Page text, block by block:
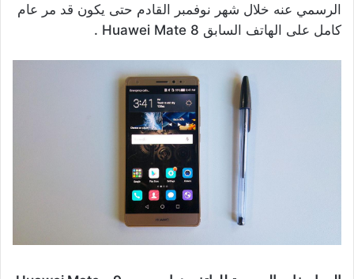
الرسمي عنه خلال شهر نوفمبر القادم حتى يكون قد مر عام
كامل على الهاتف السابق Huawei Mate 8 .